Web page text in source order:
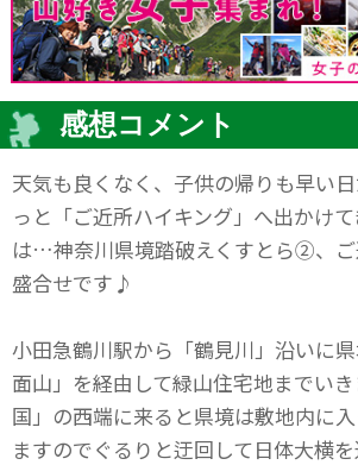
感想コメント
天気も良くなく、子供の帰りも早い
っと「ご近所ハイキング」へ出かけ
は…神奈川県境踏破えくすとら②、ご
盛合せです♪
小田急鶴川駅から「鶴見川」沿いに
面山」を経由して緑山住宅地までい
国」の西端に来ると県境は敷地内に
ますのでぐるりと迂回して日体大横